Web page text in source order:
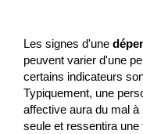
Les signes d'une
peuvent varier d'une
certains indicateurs
Typiquement, une
affective aura du mal
seule et ressentira une